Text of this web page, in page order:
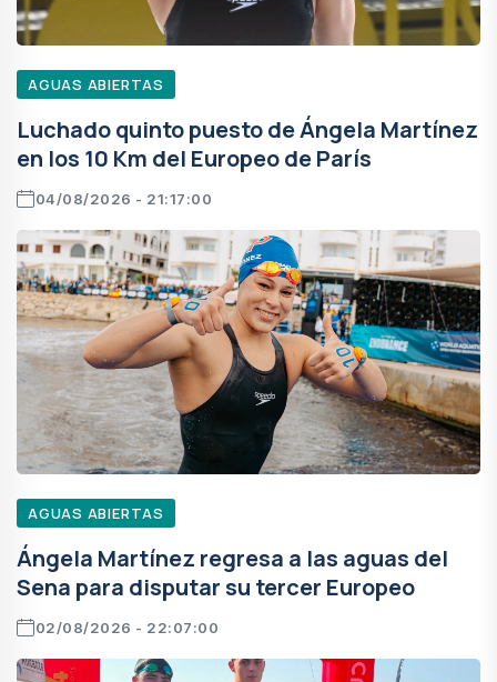
AGUAS ABIERTAS
Luchado quinto puesto de Ángela Martínez
en los 10 Km del Europeo de París
04/08/2026 - 21:17:00
AGUAS ABIERTAS
Ángela Martínez regresa a las aguas del
Sena para disputar su tercer Europeo
02/08/2026 - 22:07:00